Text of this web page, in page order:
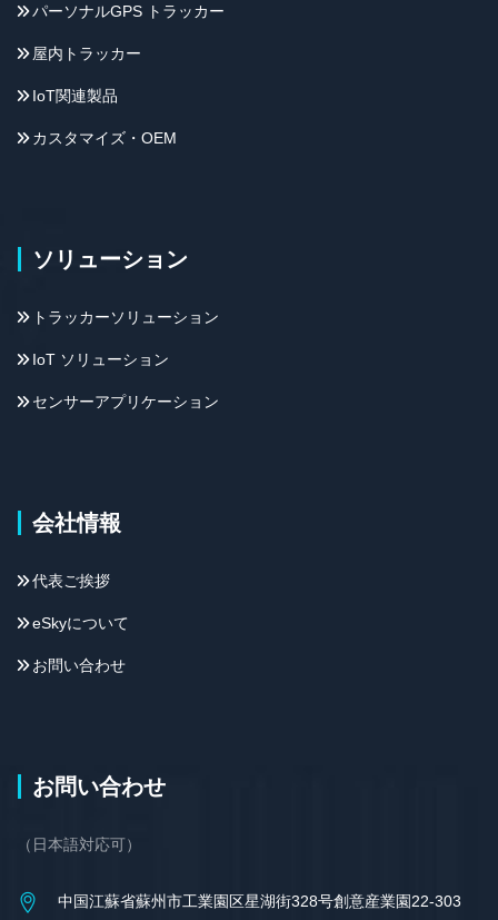
パーソナルGPS トラッカー
屋内トラッカー
IoT関連製品
カスタマイズ・OEM
ソリューション
トラッカーソリューション
IoT ソリューション
センサーアプリケーション
会社情報
代表ご挨拶
eSkyについて
お問い合わせ
お問い合わせ
（日本語対応可）
中国江蘇省蘇州市工業園区星湖街328号創意産業園22-303